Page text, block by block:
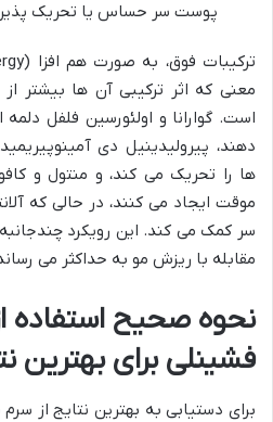
پوست سر حساس یا تحریک پذیر
معنی که اثر ترکیبی آن ها بیشتر
است. گوارانا و اولئورسین فلفل
دهند، پیرولیدینیل دی
ها را تحریک می کند، و منتول و
موقت ایجاد می کنند، در حالی که
سر کمک می کند. این رویکرد
مقابله با ریزش مو به حداکثر می
نحوه صحیح
فشینلی برای بهترین
برای دستیابی به بهترین نتایج از